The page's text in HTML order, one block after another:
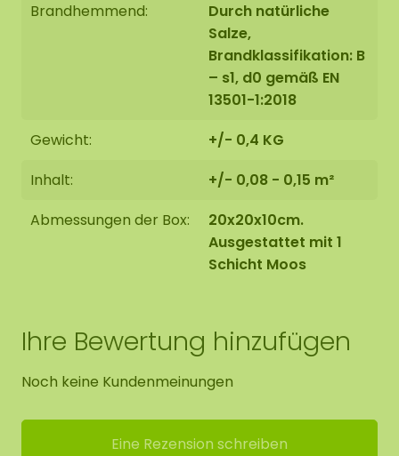
Brandhemmend:
Durch natürliche
Salze,
Brandklassifikation: B
– s1, d0 gemäß EN
13501-1:2018
Gewicht:
+/- 0,4 KG
Inhalt:
+/- 0,08 - 0,15 m²
Abmessungen der Box:
20x20x10cm.
Ausgestattet mit 1
Schicht Moos
Ihre Bewertung hinzufügen
Noch keine Kundenmeinungen
Eine Rezension schreiben